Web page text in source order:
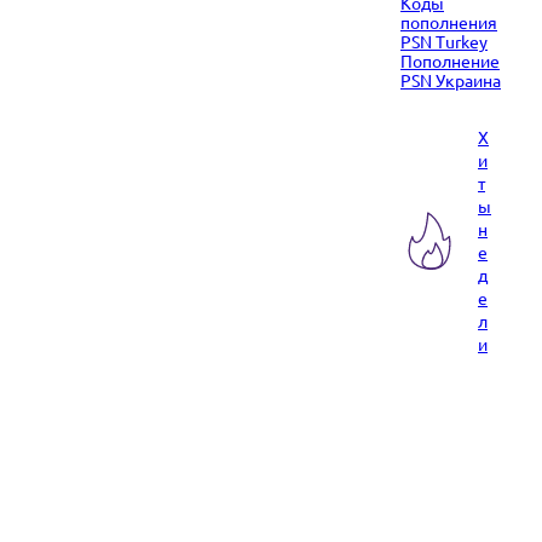
пополнения
PSN Turkey
Пополнение
PSN Украина
Х
и
т
ы
н
е
д
е
л
и